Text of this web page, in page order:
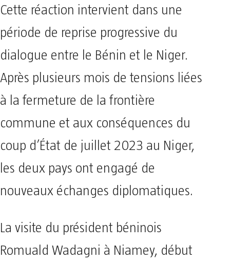
Cette réaction intervient dans une
période de reprise progressive du
dialogue entre le Bénin et le Niger.
Après plusieurs mois de tensions liées
à la fermeture de la frontière
commune et aux conséquences du
coup d’État de juillet 2023 au Niger,
les deux pays ont engagé de
nouveaux échanges diplomatiques.
La visite du président béninois
Romuald Wadagni à Niamey, début